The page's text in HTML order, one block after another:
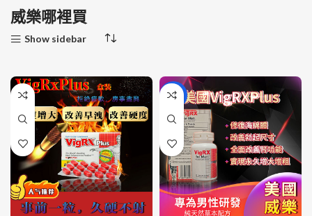
威樂哪裡買
Show sidebar
-11%